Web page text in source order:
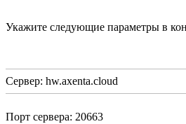
Укажите следующие параметры в
Сервер: hw.axenta.cloud
Порт сервера: 20663